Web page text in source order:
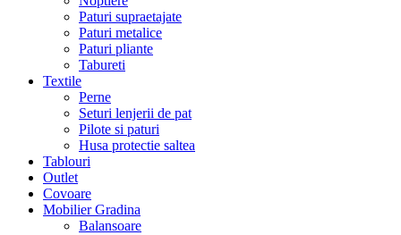
Paturi supraetajate
Paturi metalice
Paturi pliante
Tabureti
Textile
Perne
Seturi lenjerii de pat
Pilote si paturi
Husa protectie saltea
Tablouri
Outlet
Covoare
Mobilier Gradina
Balansoare